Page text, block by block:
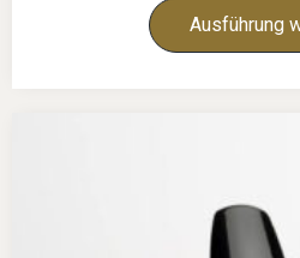
Ausführung